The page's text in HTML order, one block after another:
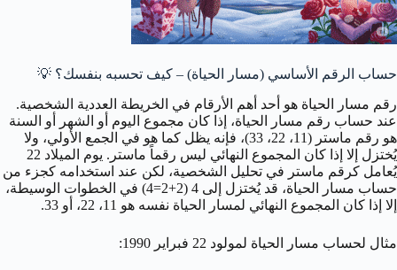
حساب الرقم الأساسي (مسار الحياة) – كيف تحسبه بنفسك؟ 💡
رقم مسار الحياة هو أحد أهم الأرقام في الخريطة العددية الشخصية.
عند حساب رقم مسار الحياة، إذا كان مجموع اليوم أو الشهر أو السنة
هو رقم ماستر (11، 22، 33)، فإنه يظل كما هو في الجمع الأولي، ولا
يُختزل إلا إذا كان المجموع النهائي ليس رقماً ماستر. يوم الميلاد 22
يُعامل كرقم ماستر في تحليل الشخصية، لكن عند استخدامه كجزء من
حساب مسار الحياة، قد يُختزل إلى 4 (2+2=4) في الخطوات الوسيطة،
إلا إذا كان المجموع النهائي لمسار الحياة نفسه هو 11، 22، أو 33.
مثال لحساب مسار الحياة لمولود 22 فبراير 1990: